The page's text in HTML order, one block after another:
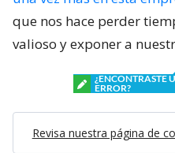
que nos hace perder
valioso y exponer a
¿ENCONTRASTE
ERROR?
Revisa nuestra página de